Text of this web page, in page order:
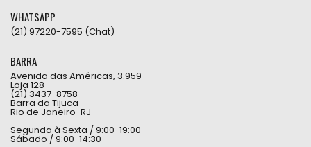
WHATSAPP
(21) 97220-7595 (Chat)
BARRA
Avenida das Américas, 3.959
Loja 128
(21) 3437-8758
Barra da Tijuca
Rio de Janeiro-RJ
Segunda à Sexta / 9:00-19:00
Sábado / 9:00-14:30